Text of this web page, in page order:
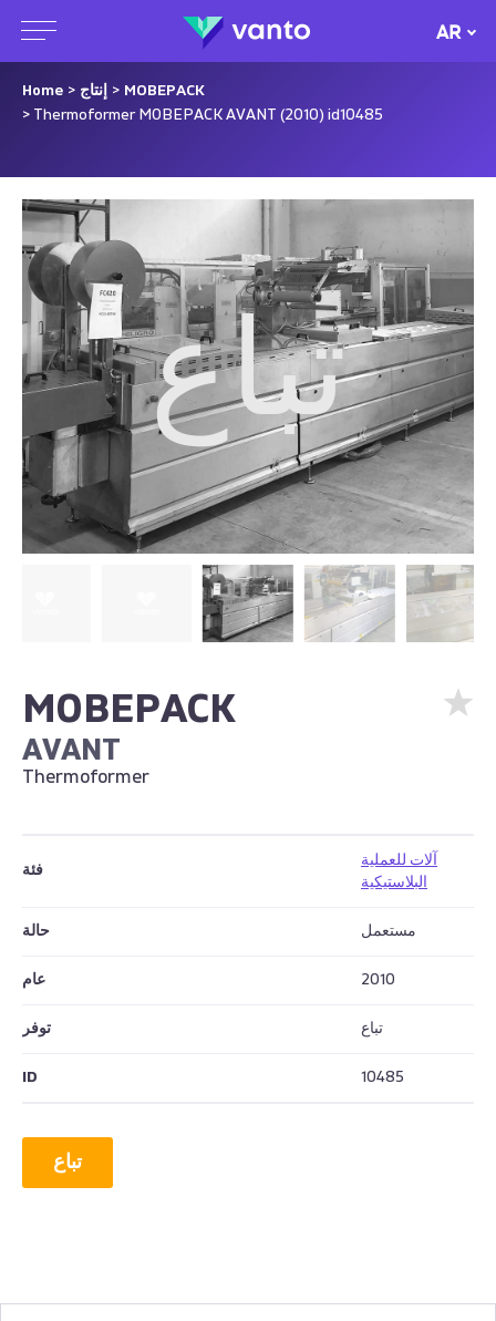
AR
Home > إنتاج > MOBEPACK
> Thermoformer MOBEPACK AVANT (2010) id10485
تباع
MOBEPACK
AVANT
Thermoformer
فئة
آلات للعملية
البلاستيكية
حالة مستعمل
عام 2010
توفر تباع
ID 10485
تباع